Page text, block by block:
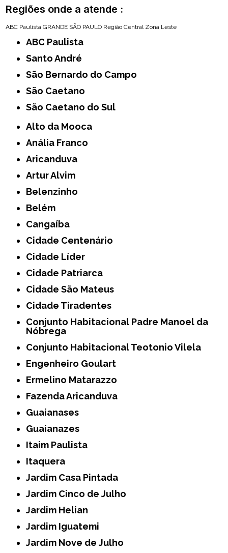
Regiões onde a atende :
ABC Paulista GRANDE SÃO PAULO Região Central Zona Leste
ABC Paulista
Santo André
São Bernardo do Campo
São Caetano
São Caetano do Sul
Alto da Mooca
Anália Franco
Aricanduva
Artur Alvim
Belenzinho
Belém
Cangaíba
Cidade Centenário
Cidade Líder
Cidade Patriarca
Cidade São Mateus
Cidade Tiradentes
Conjunto Habitacional Padre Manoel da
Nóbrega
Conjunto Habitacional Teotonio Vilela
Engenheiro Goulart
Ermelino Matarazzo
Fazenda Aricanduva
Guaianases
Guaianazes
Itaim Paulista
Itaquera
Jardim Casa Pintada
Jardim Cinco de Julho
Jardim Helian
Jardim Iguatemi
Jardim Nove de Julho